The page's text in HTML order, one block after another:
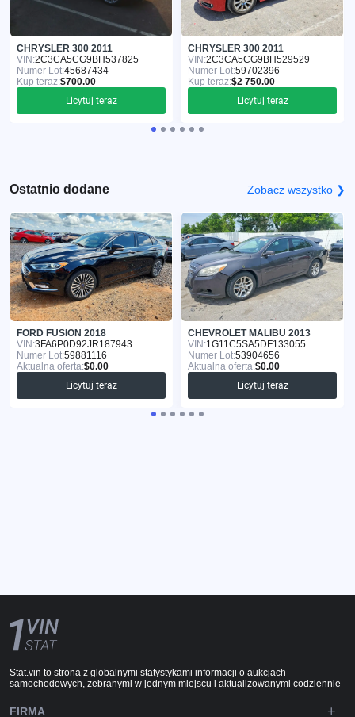
CHRYSLER 300 2011
VIN:2C3CA5CG9BH537825
Numer Lot:45687434
Kup teraz:$700.00
Licytuj teraz
CHRYSLER 300 2011
VIN:2C3CA5CG9BH529529
Numer Lot:59702396
Kup teraz:$2 750.00
Licytuj teraz
Ostatnio dodane Zobacz wszystko ❯
FORD FUSION 2018
VIN:3FA6P0D92JR187943
Numer Lot:59881116
Aktualna oferta:$0.00
Licytuj teraz
CHEVROLET MALIBU 2013
VIN:1G11C5SA5DF133055
Numer Lot:53904656
Aktualna oferta:$0.00
Licytuj teraz
Stat.vin to strona z globalnymi statystykami informacji o aukcjach
samochodowych, zebranymi w jednym miejscu i aktualizowanymi codziennie
FIRMA